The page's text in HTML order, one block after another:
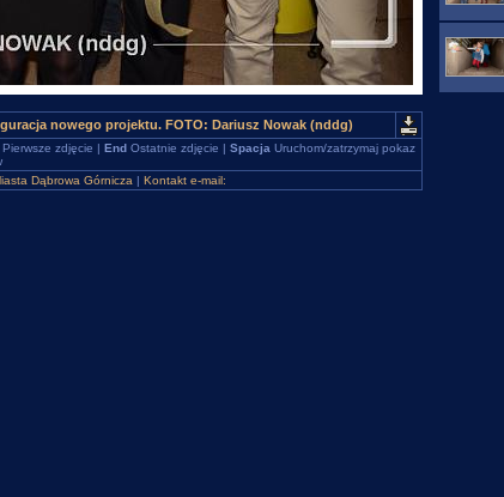
nowego projektu. FOTO: Dariusz Nowak (nddg)
Pierwsze zdjęcie | EndOstatnie zdjęcie | Spacja Uruchom/zatrzymaj pokaz
Dąbrowa Górnicza | Kontakt e-mail: